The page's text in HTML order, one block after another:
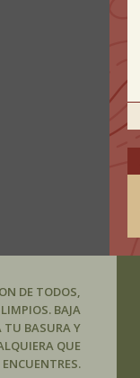
DE TODOS,
BAJA
TU BASURA Y
QUE
ENCUENTRES.